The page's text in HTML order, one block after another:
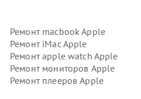
Ремонт macbook Apple
Ремонт iMac Apple
Ремонт apple watch Apple
Ремонт мониторов Apple
Ремонт плееров Apple